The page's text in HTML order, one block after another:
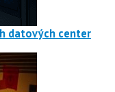
datových center